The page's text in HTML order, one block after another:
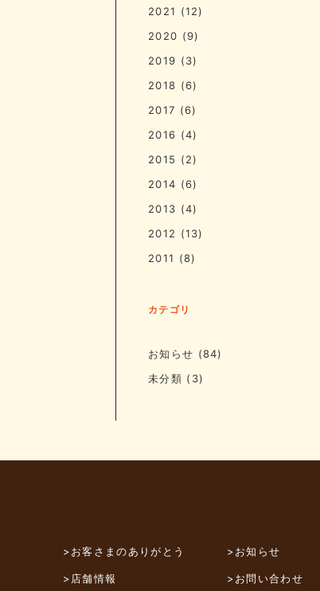
2021 (12)
2020 (9)
2019 (3)
2018 (6)
2017 (6)
2016 (4)
2015 (2)
2014 (6)
2013 (4)
2012 (13)
2011 (8)
カテゴリ
お知らせ (84)
未分類 (3)
>お客さまのありがとう
>店舗情報
>お知らせ
>お問い合わせ